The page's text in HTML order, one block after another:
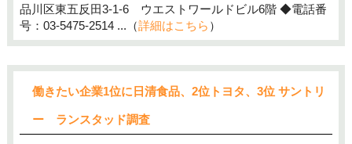
品川区東五反田3-1-6 ウエストワールドビル6階 ◆電話番
号：03-5475-2514 ...（詳細はこちら ）
働きたい企業1位に日清食品、2位トヨタ、3位 サントリ
ー ランスタッド調査